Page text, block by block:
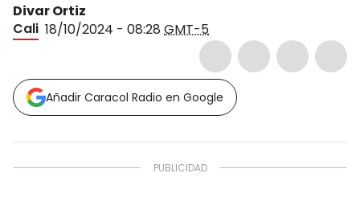
Divar Ortiz
Cali 18/10/2024 - 08:28 GMT-5
Añadir Caracol Radio en Google